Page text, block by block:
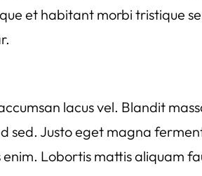
et habitant morbi tristique
lacus vel. Blandit
sed. Justo eget magna
Lobortis mattis aliquam